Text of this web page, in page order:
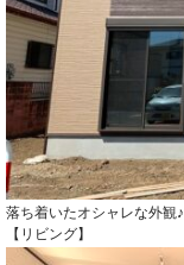
落ち着いたオシャレな外観♪
【リビング】